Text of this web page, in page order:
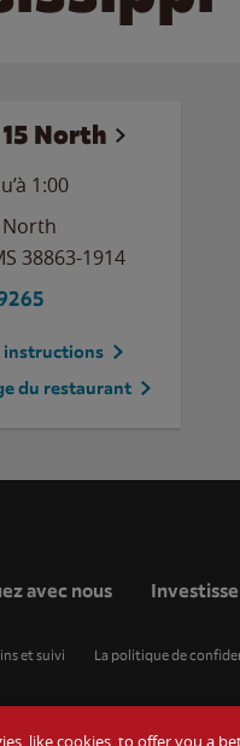
North
1:00
North
38863-1914
instructions
du restaurant
avec nous
et suivi La politique de
like cookies, to offer you a